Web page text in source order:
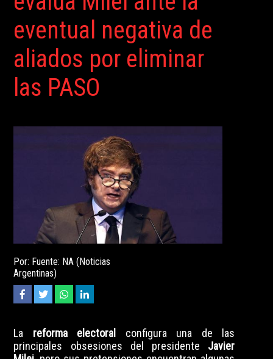
eventual negativa de
aliados por eliminar
las PASO
Por: Fuente: NA (Noticias
Argentinas)
La reforma electoral
configura una de las
principales obsesiones del presidente Javier